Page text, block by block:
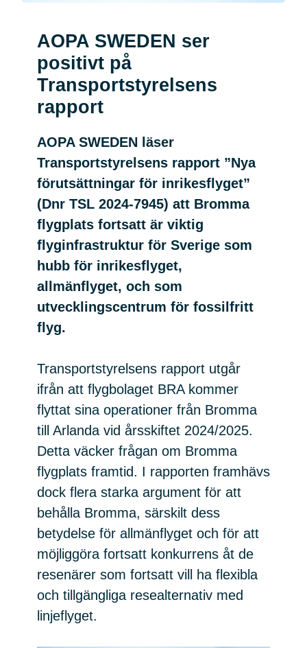
AOPA SWEDEN ser
positivt på
Transportstyrelsens
rapport
AOPA SWEDEN läser
Transportstyrelsens rapport ”Nya
förutsättningar för inrikesflyget”
(Dnr TSL 2024-7945) att Bromma
flygplats fortsatt är viktig
flyginfrastruktur för Sverige som
hubb för inrikesflyget,
allmänflyget, och som
utvecklingscentrum för fossilfritt
flyg.
Transportstyrelsens rapport utgår
ifrån att flygbolaget BRA kommer
flyttat sina operationer från Bromma
till Arlanda vid årsskiftet 2024/2025.
Detta väcker frågan om Bromma
flygplats framtid. I rapporten framhävs
dock flera starka argument för att
behålla Bromma, särskilt dess
betydelse för allmänflyget och för att
möjliggöra fortsatt konkurrens åt de
resenärer som fortsatt vill ha flexibla
och tillgängliga resealternativ med
linjeflyget.